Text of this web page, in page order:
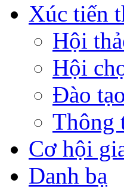
Xúc tiến
Hội
Hội
Đào
Thông
Cơ hội
Danh bạ